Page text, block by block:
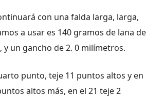
con una falda larga, larga,
a usar es 140 gramos de lana de
un gancho de 2. 0 milímetros.
punto, teje 11 puntos altos y en
altos más, en el 21 teje 2